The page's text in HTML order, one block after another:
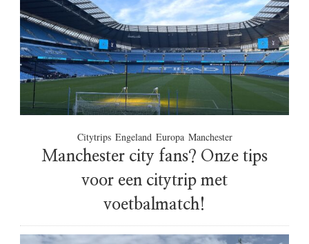
Citytrips Engeland Europa Manchester
Manchester city fans? Onze tips
voor een citytrip met
voetbalmatch!